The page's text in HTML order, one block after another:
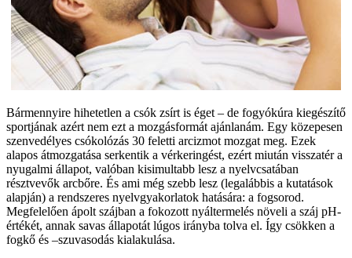
Bármennyire hihetetlen a csók zsírt is éget – de fogyókúra kiegészítő
sportjának azért nem ezt a mozgásformát ajánlanám. Egy közepesen
szenvedélyes csókolózás 30 feletti arcizmot mozgat meg. Ezek
alapos átmozgatása serkentik a vérkeringést, ezért miután visszatér a
nyugalmi állapot, valóban kisimultabb lesz a nyelvcsatában
résztvevők arcbőre. És ami még szebb lesz (legalábbis a kutatások
alapján) a rendszeres nyelvgyakorlatok hatására: a fogsorod.
Megfelelően ápolt szájban a fokozott nyáltermelés növeli a száj pH-
értékét, annak savas állapotát lúgos irányba tolva el. Így csökken a
fogkő és –szuvasodás kialakulása.